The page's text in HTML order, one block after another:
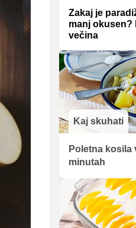
Zakaj je
manj okusen?
večina
Kaj skuhati
Poletna kosila
minutah